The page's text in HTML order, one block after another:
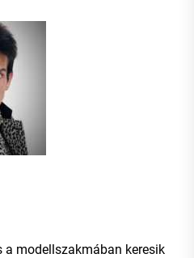
a modellszakmában keresik